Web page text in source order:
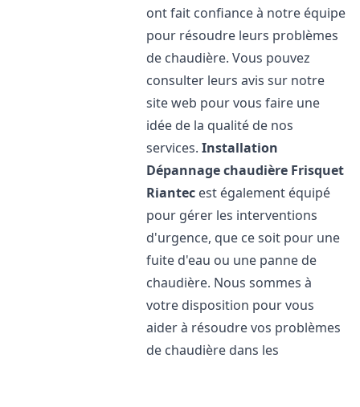
ont fait confiance à notre équipe
pour résoudre leurs problèmes
de chaudière. Vous pouvez
consulter leurs avis sur notre
site web pour vous faire une
idée de la qualité de nos
services.Installation
Dépannage chaudière Frisquet
Riantec est également équipé
pour gérer les interventions
d'urgence, que ce soit pour une
fuite d'eau ou une panne de
chaudière. Nous sommes à
votre disposition pour vous
aider à résoudre vos problèmes
de chaudière dans les